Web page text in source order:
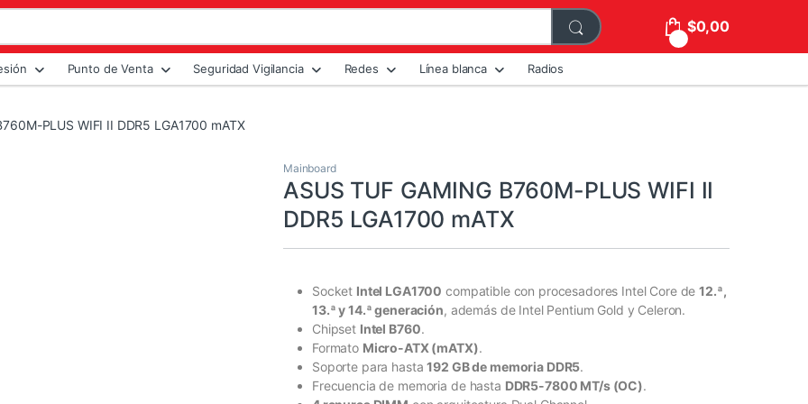
$0,00
Punto de Venta Seguridad Vigilancia Redes Línea blanca Radios
PLUS WIFI II DDR5 LGA1700 mATX
Mainboard
ASUS TUF GAMING B760M-PLUS WIFI II
DDR5 LGA1700 mATX
Socket Intel LGA1700 compatible con procesadores Intel Core de12.ª,
13.ª y 14.ª generación, además de Intel Pentium Gold y Celeron.
Chipset Intel B760.
Formato Micro-ATX (mATX).
Soporte para hasta192 GB de memoria DDR5.
Frecuencia de memoria de hasta DDR5-7800 MT/s (OC).